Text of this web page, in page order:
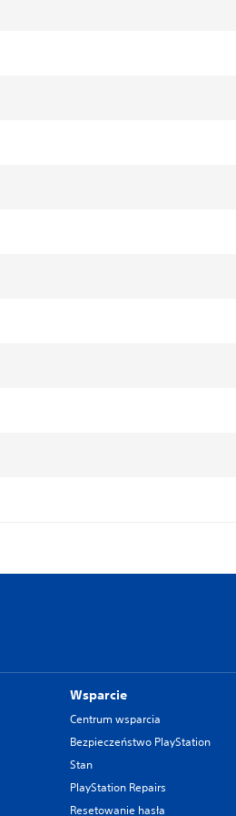
Wsparcie
Centrum wsparcia
Bezpieczeństwo PlayStation
Stan
PlayStation Repairs
Resetowanie hasła